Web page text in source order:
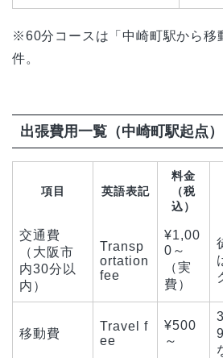
※60分コースは「中崎町駅から移
件。
出張費用一覧（中崎町駅起点）
項目 英語表記
料金
（税
込）
交通費
（大阪市
内30分以
内）
Transp
ortation
fee
¥1,00
0～
（実
費）
移動費
Travel f
ee
¥500
～